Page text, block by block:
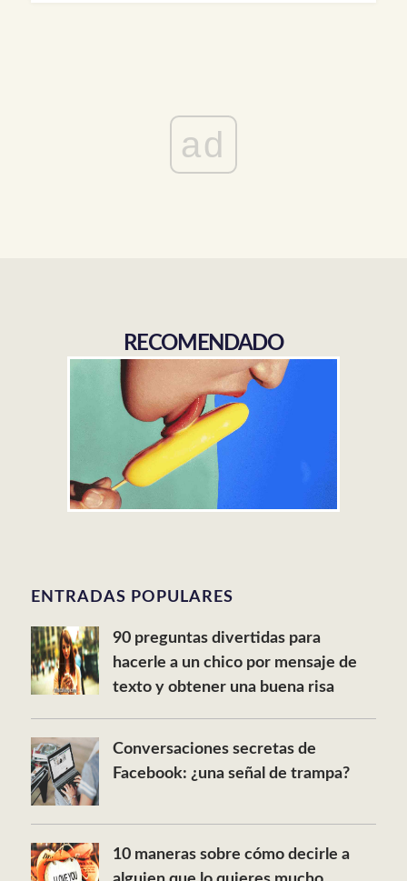
ad
RECOMENDADO
ENTRADAS POPULARES
90 preguntas divertidas para
hacerle a un chico por mensaje de
texto y obtener una buena risa
Conversaciones secretas de
Facebook: ¿una señal de trampa?
10 maneras sobre cómo decirle a